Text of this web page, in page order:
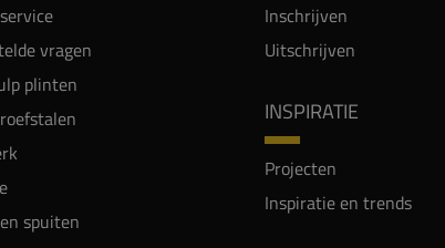
vragen
plinten
spuiten
Inschrijven
Uitschrijven
INSPIRATIE
Projecten
Inspiratie en trends